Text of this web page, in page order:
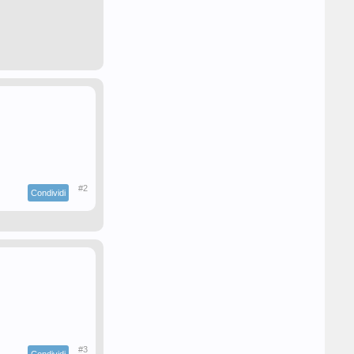
Condividi #2
#3